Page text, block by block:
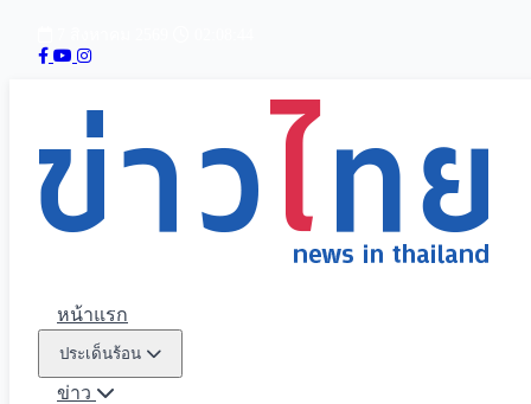
หน้าแรก
ประเด็นร้อน
ข่าว